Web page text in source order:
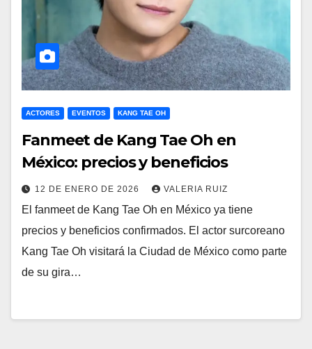
ACTORES EVENTOS KANG TAE OH
Fanmeet de Kang Tae Oh en
México: precios y beneficios
12 DE ENERO DE 2026 VALERIA RUIZ
El fanmeet de Kang Tae Oh en México ya tiene
precios y beneficios confirmados. El actor surcoreano
Kang Tae Oh visitará la Ciudad de México como parte
de su gira…